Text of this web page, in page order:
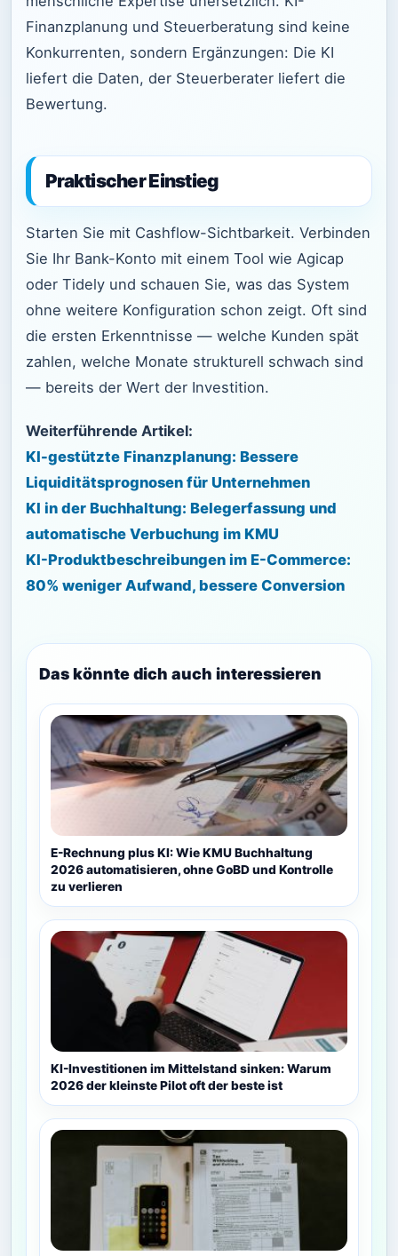
Finanzplanung und Steuerberatung sind keine
Konkurrenten, sondern Ergänzungen: Die KI
liefert die Daten, der Steuerberater liefert die
Bewertung.
Praktischer Einstieg
Starten Sie mit Cashflow-Sichtbarkeit. Verbinden
Sie Ihr Bank-Konto mit einem Tool wie Agicap
oder Tidely und schauen Sie, was das System
ohne weitere Konfiguration schon zeigt. Oft sind
die ersten Erkenntnisse — welche Kunden spät
zahlen, welche Monate strukturell schwach sind
— bereits der Wert der Investition.
Weiterführende Artikel:
KI-gestützte Finanzplanung: Bessere
Liquiditätsprognosen für Unternehmen
KI in der Buchhaltung: Belegerfassung und
automatische Verbuchung im KMU
KI-Produktbeschreibungen im E-Commerce:
80% weniger Aufwand, bessere Conversion
Das könnte dich auch interessieren
E-Rechnung plus KI: Wie KMU Buchhaltung
2026 automatisieren, ohne GoBD und Kontrolle
zu verlieren
KI-Investitionen im Mittelstand sinken: Warum
2026 der kleinste Pilot oft der beste ist